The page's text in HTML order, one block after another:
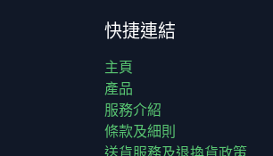
快捷連結
主頁
產品
服務介紹
條款及細則
送貨服務及退換貨政策